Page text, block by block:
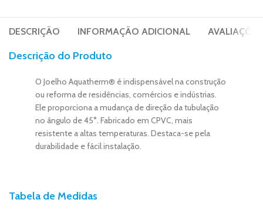
DESCRIÇÃO INFORMAÇÃO ADICIONAL
Descrição do Produto
O Joelho Aquatherm® é indispensável na construção
ou reforma de residências, comércios e indústrias.
Ele proporciona a mudança de direção da tubulação
no ângulo de 45°. Fabricado em CPVC, mais
resistente a altas temperaturas. Destaca-se pela
durabilidade e fácil instalação.
Tabela de Medidas